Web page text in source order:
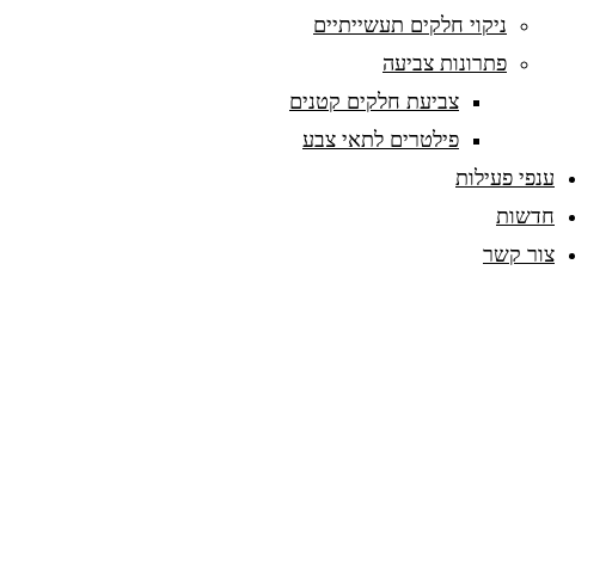
ניקוי חלקים תעשייתיים
פתרונות צביעה
צביעת חלקים קטנים
פילטרים לתאי צבע
ענפי פעילות
חדשות
צור קשר